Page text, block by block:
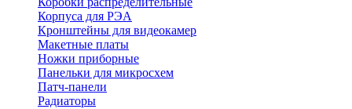
Корпуса для РЭА
Кронштейны для видеокамер
Макетные платы
Ножки приборные
Панельки для микросхем
Патч-панели
Радиаторы